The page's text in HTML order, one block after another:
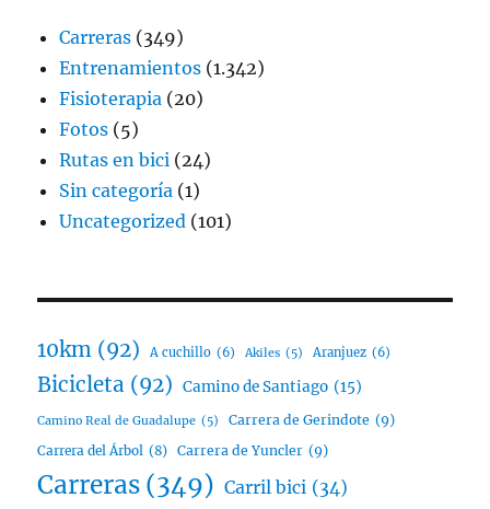
Carreras (349)
Entrenamientos (1.342)
Fisioterapia (20)
Fotos (5)
Rutas en bici (24)
Sin categoría (1)
Uncategorized (101)
10km (92) A cuchillo (6) Akiles (5) Aranjuez (6)
Bicicleta (92) Camino de Santiago (15)
Camino Real de Guadalupe (5) Carrera de Gerindote (9)
Carrera del Árbol (8) Carrera de Yuncler (9)
Carreras (349) Carril bici (34)